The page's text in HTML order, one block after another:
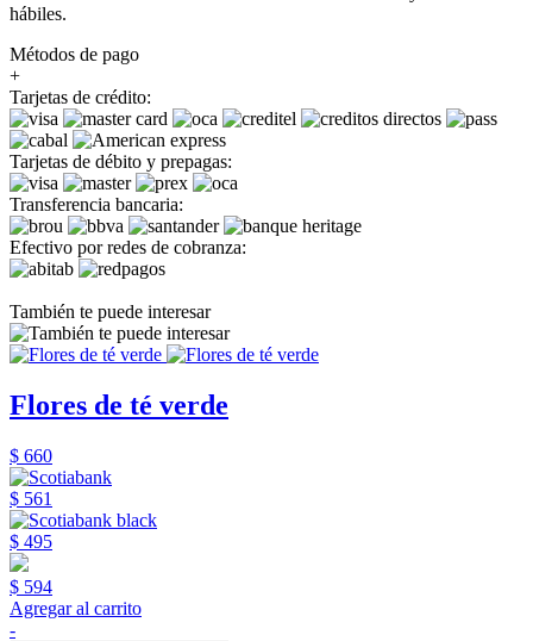
hábiles.
Métodos de pago
+
Tarjetas de crédito:
Tarjetas de débito y prepagas:
Transferencia bancaria:
Efectivo por redes de cobranza:
También te puede interesar
Flores de té verde
$ 660
$ 561
$ 495
$ 594
Agregar al carrito
-